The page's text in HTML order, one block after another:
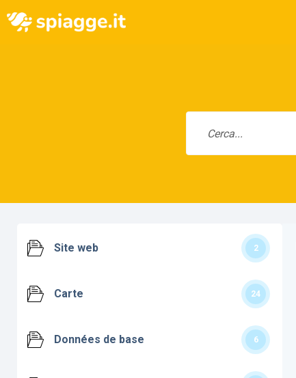
Site web 2
Carte 24
Données de base 6